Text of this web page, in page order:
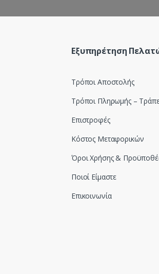
Εξυπηρέτηση
Τρόποι Αποστολής
Τρόποι Πληρωμής –
Επιστροφές
Κόστος Μεταφορικών
Όροι Χρήσης &
Ποιοί Είμαστε
Επικοινωνία